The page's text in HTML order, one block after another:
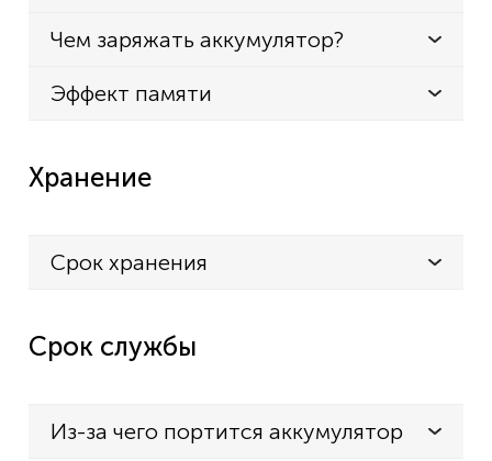
Чем заряжать аккумулятор?
Эффект памяти
Хранение
Срок хранения
Срок службы
Из-за чего портится аккумулятор